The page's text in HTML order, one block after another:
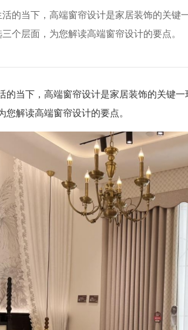
的当下，高端窗帘设计是家居装饰的关键
个层面，为您解读高端窗帘设计的要点。
当下，高端窗帘设计是家居装饰的关键一
您解读高端窗帘设计的要点。